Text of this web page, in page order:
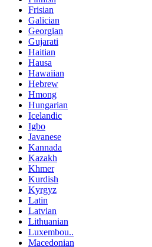
Frisian
Galician
Georgian
Gujarati
Haitian
Hausa
Hawaiian
Hebrew
Hmong
Hungarian
Icelandic
Igbo
Javanese
Kannada
Kazakh
Khmer
Kurdish
Kyrgyz
Latin
Latvian
Lithuanian
Luxembou..
Macedonian